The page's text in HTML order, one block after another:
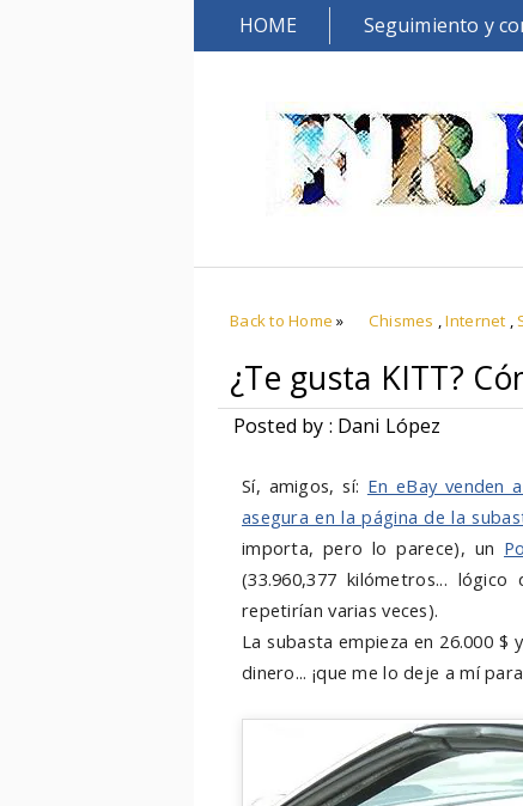
HOME Seguimiento y
Back to Home » Chismes ,Internet ,
¿Te gusta KITT?
Posted by : Dani López
Sí, amigos, sí: En eBay venden
asegura en la página de la
importa, pero lo parece), un
(33.960,377 kilómetros...
repetirían varias veces).
La subasta empieza en 26.000
dinero... ¡que me lo deje a mí